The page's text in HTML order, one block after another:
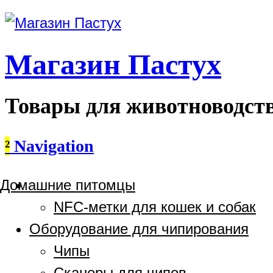
Магазин Пастух
Товары для
² Navigation
Домашние питомцы
NFC-метки для кошек и собак
Оборудование для чипирования
Чипы